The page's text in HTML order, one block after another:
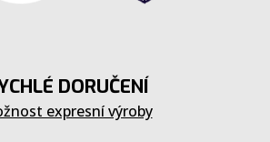
DORUČENÍ
expresní výroby